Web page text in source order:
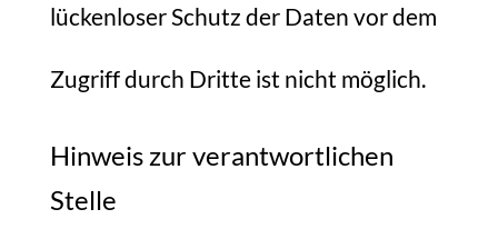
lückenloser Schutz der Daten vor dem
Zugriff durch Dritte ist nicht möglich.
Hinweis zur verantwortlichen
Stelle